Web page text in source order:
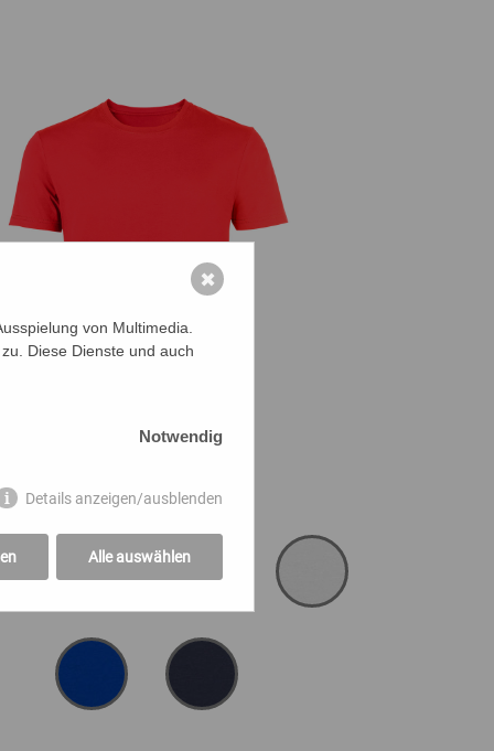
von Multimedia.
Diese Dienste und auch
Notwendig
Details anzeigen/ausblenden
Alle auswählen
✖